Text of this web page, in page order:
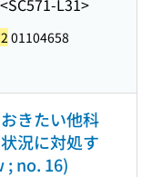
01104658
きたい他科
況に対処す
; no. 16)